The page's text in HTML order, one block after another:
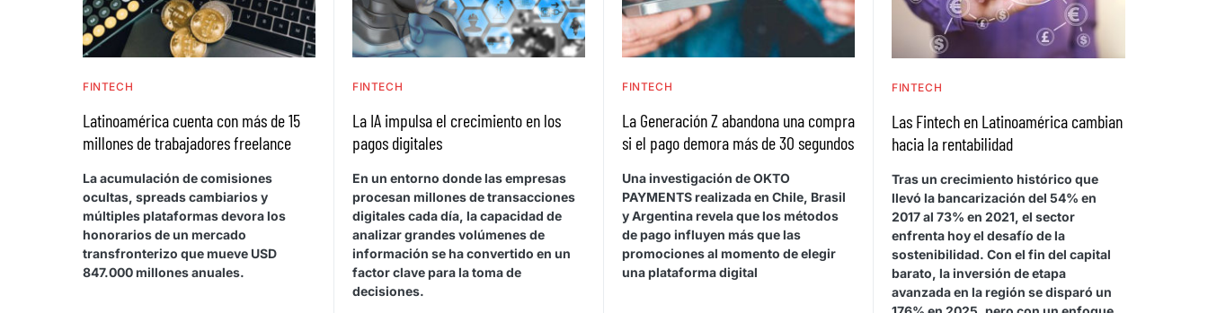
FINTECH
Latinoamérica cuenta con más de 15
millones de trabajadores freelance
La acumulación de comisiones
ocultas, spreads cambiarios y
múltiples plataformas devora los
honorarios de un mercado
transfronterizo que mueve USD
847.000 millones anuales.
FINTECH
La IA impulsa el crecimiento en los
pagos digitales
En un entorno donde las empresas
procesan millones de transacciones
digitales cada día, la capacidad de
analizar grandes volúmenes de
información se ha convertido en un
factor clave para la toma de
decisiones.
FINTECH
La Generación Z abandona una compra
si el pago demora más de 30 segundos
Una investigación de OKTO
PAYMENTS realizada en Chile, Brasil
y Argentina revela que los métodos
de pago influyen más que las
promociones al momento de elegir
una plataforma digital
FINTECH
Las Fintech en Latinoamérica cambian
hacia la rentabilidad
Tras un crecimiento histórico que
llevó la bancarización del 54% en
2017 al 73% en 2021, el sector
enfrenta hoy el desafío de la
sostenibilidad. Con el fin del capital
barato, la inversión de etapa
avanzada en la región se disparó un